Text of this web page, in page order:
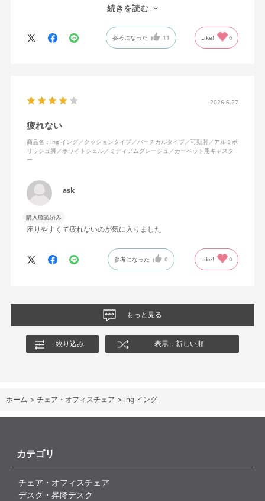
す。カチャカチャ音が鳴るわけではないのですが、オフィスで揺
れてばっかだと怒られそうですが、自宅なら何も気にせずに使え
特に前後に揺らす時にヘッドレストありで購入して良かったと思
えます。揺れを止める機能もちゃんとあります。
続きを読む
参考になった 11 Like! 6
2026.6.27
疲れない
商品名：ing イング／クッションタイプ／バーチカルタイプ／可動肘／アルミポ
リッシュ脚／ホワイトシェル／ミディアムグレージュ／カーペット用キャスタ
ー
ask
購入確認済み
座りやすくて疲れないのが気に入りました
参考になった 0 Like! 0
もっと見る
絞り込み 表示：新しい順
ホーム > チェア・オフィスチェア > ing イング
カテゴリ
チェア・オフィスチェア
デスク・昇降デスク